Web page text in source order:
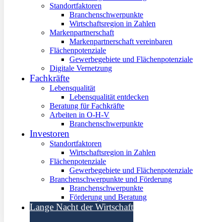
Standortfaktoren
Branchenschwerpunkte
Wirtschaftsregion in Zahlen
Markenpartnerschaft
Markenpartnerschaft vereinbaren
Flächenpotenziale
Gewerbegebiete und Flächenpotenziale
Digitale Vernetzung
Fachkräfte
Lebensqualität
Lebensqualität entdecken
Beratung für Fachkräfte
Arbeiten in O-H-V
Branchenschwerpunkte
Investoren
Standortfaktoren
Wirtschaftsregion in Zahlen
Flächenpotenziale
Gewerbegebiete und Flächenpotenziale
Branchenschwerpunkte und Förderung
Branchenschwerpunkte
Förderung und Beratung
Lange Nacht der Wirtschaft